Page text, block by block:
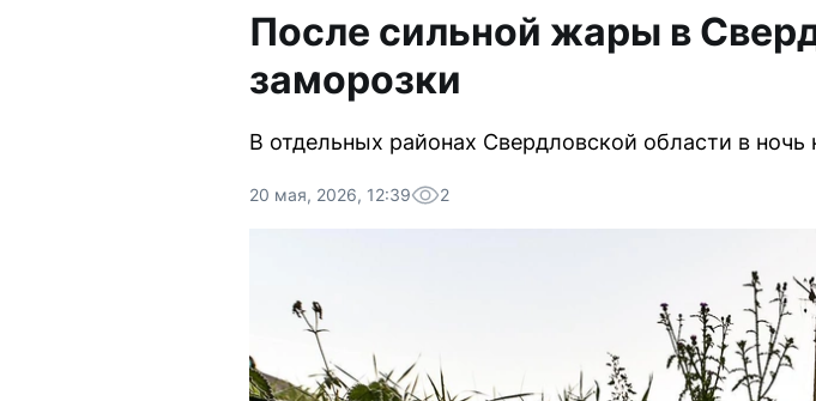
После сильной жары в
заморозки
В отдельных районах Свердловской области в
20 мая, 2026, 12:39 2